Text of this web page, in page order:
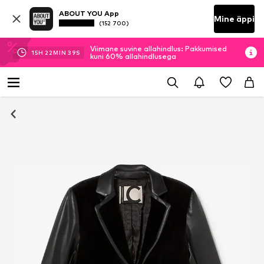
ABOUT YOU App
(152 700) Mine äppi
15H 22MIN 38S
Viimane suvine allahindlus: Pakkumised
kuni 60% allahindlusega